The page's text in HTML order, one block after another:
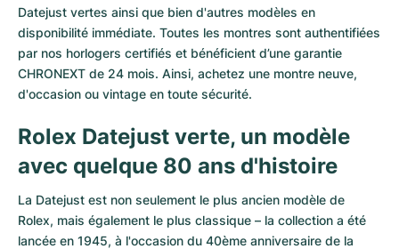
Datejust vertes ainsi que bien d'autres modèles en
disponibilité immédiate. Toutes les montres sont authentifiées
par nos horlogers certifiés et bénéficient d’une garantie
CHRONEXT de 24 mois. Ainsi, achetez une montre neuve,
d'occasion ou vintage en toute sécurité.
Rolex Datejust verte, un modèle
avec quelque 80 ans d'histoire
La Datejust est non seulement le plus ancien modèle de
Rolex, mais également le plus classique – la collection a été
lancée en 1945, à l'occasion du 40ème anniversaire de la